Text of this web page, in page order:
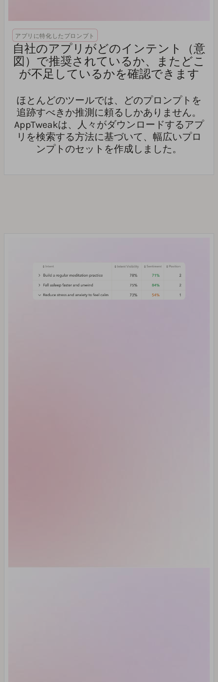
アプリに特化したプロンプト
自社のアプリがどのインテント（意
図）で推奨されているか、またどこ
が不足しているかを確認できます
ほとんどのツールでは、どのプロンプトを
追跡すべきか推測に頼るしかありません。
AppTweakは、人々がダウンロードするアプ
リを検索する方法に基づいて、幅広いプロ
ンプトのセットを作成しました。